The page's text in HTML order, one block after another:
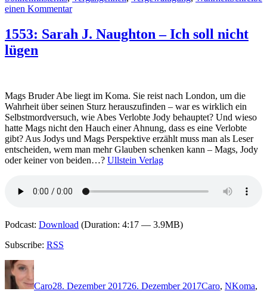
einen Kommentarzu
Erin
Kelly
1553: Sarah J. Naughton – Ich soll nicht
lügen
Mags Bruder Abe liegt im Koma. Sie reist nach London, um die
Wahrheit über seinen Sturz herauszufinden – war es wirklich ein
Selbstmordversuch, wie Abes Verlobte Jody behauptet? Und wieso
hatte Mags nicht den Hauch einer Ahnung, dass es eine Verlobte
gibt? Aus Jodys und Mags Perspektive erzählt muss man als Leser
entscheiden, wem man mehr Glauben schenken kann – Mags, Jody
oder keiner von beiden…? Ullstein Verlag
Podcast: Download (Duration: 4:17 — 3.9MB)
Subscribe: RSS
Autor
Caro28. Dezember 201726. Dezember 2017Caro, NKoma,